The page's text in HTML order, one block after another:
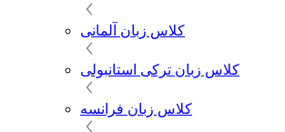
کلاس زبان آلمانی
کلاس زبان ترکی استانبولی
کلاس زبان فرانسه